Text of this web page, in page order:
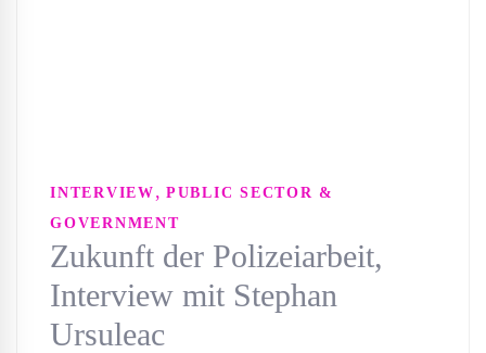
INTERVIEW , PUBLIC SECTOR &
GOVERNMENT
Zukunft der Polizeiarbeit,
Interview mit Stephan
Ursuleac